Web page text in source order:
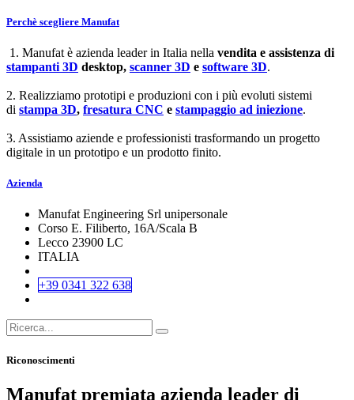
Perchè scegliere Manufat
1. Manufat è azienda leader in Italia nella vendita e assistenza di
stampanti 3D desktop, scanner 3D e software 3D.
2. Realizziamo prototipi e produzioni con i più evoluti sistemi
di stampa 3D, fresatura CNC e stampaggio ad iniezione.
3. Assistiamo aziende e professionisti trasformando un progetto
digitale in un prototipo e un prodotto finito.
Azienda
Manufat Engineering Srl unipersonale
Corso E. Filiberto, 16A/Scala B
Lecco 23900 LC
ITALIA
+39 0341 322 638
Riconoscimenti
Manufat premiata azienda leader di